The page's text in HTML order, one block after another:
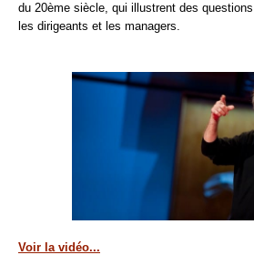
du 20ème siècle, qui illustrent des
les dirigeants et les managers.
Voir la vidéo...